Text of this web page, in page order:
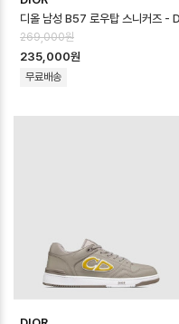
269,000원
235,000원
무료배송